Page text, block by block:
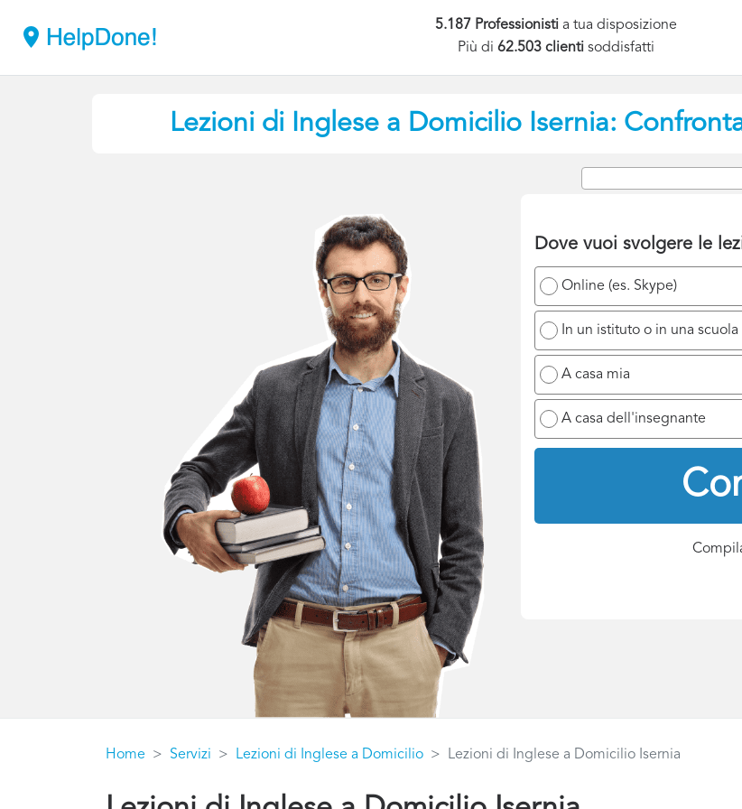
5.187 Professionisti a tua disposizione
Più di62.503 clientisoddisfatti
Lezioni di Inglese a Domicilio Isernia:
Dove vuoi svolgere le
Online (es. Skype)
In un istituto o in una scuola
A casa mia
A casa dell'insegnante
Home Servizi Lezioni di Inglese a Domicilio Lezioni di Inglese a Domicilio Isernia